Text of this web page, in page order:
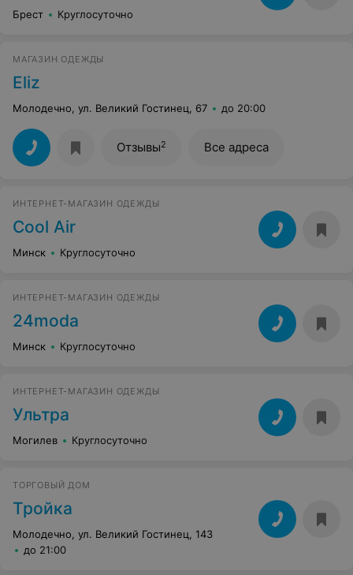
Брест Круглосуточно
МАГАЗИН ОДЕЖДЫ
Eliz
Молодечно, ул. Великий Гостинец, 67 до 20:00
Отзывы2 Все адреса
ИНТЕРНЕТ-МАГАЗИН ОДЕЖДЫ
Cool Air
Минск Круглосуточно
ИНТЕРНЕТ-МАГАЗИН ОДЕЖДЫ
24moda
Минск Круглосуточно
ИНТЕРНЕТ-МАГАЗИН ОДЕЖДЫ
Ультра
Могилев Круглосуточно
ТОРГОВЫЙ ДОМ
Тройка
Молодечно, ул. Великий Гостинец, 143
до 21:00